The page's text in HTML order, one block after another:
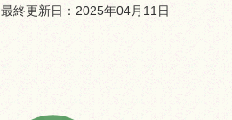
最終更新日：2025年04月11日